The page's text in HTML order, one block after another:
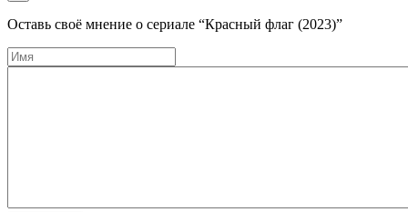
Оставь своё мнение о cериале “Красный флаг (2023)”